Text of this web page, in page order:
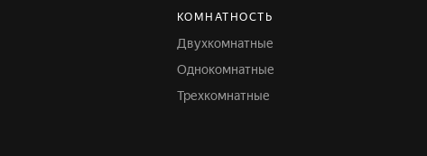
КОМНАТНОСТЬ
Двухкомнатные
Однокомнатные
Трехкомнатные